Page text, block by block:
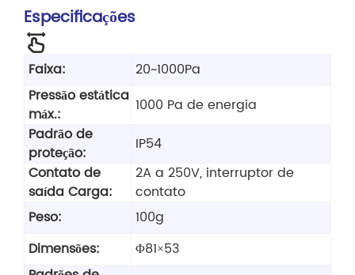
Especificações
Faixa:
20~1000Pa
Pressão estática
máx.:
1000 Pa de energia
Padrão de
proteção:
IP54
Contato de
saída Carga:
2A a 250V, interruptor de
contato
Peso:
100g
Dimensões:
Φ81×53